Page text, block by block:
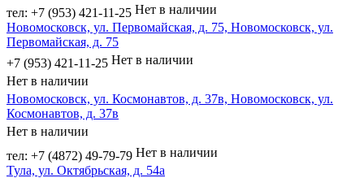
тел: +7 (953) 421-11-25 Нет в наличии
Новомосковск, ул. Первомайская, д. 75, Новомосковск, ул.
Первомайская, д. 75
+7 (953) 421-11-25 Нет в наличии
Нет в наличии
Новомосковск, ул. Космонавтов, д. 37в, Новомосковск, ул.
Космонавтов, д. 37в
Нет в наличии
тел: +7 (4872) 49-79-79 Нет в наличии
Тула, ул. Октябрьская, д. 54а